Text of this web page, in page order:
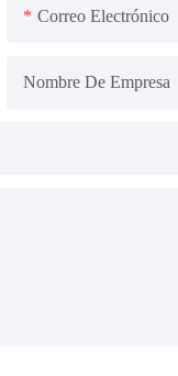
Correo Electrónico
Nombre De Empresa